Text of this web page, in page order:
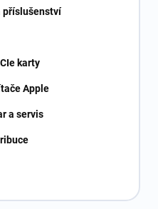
příslušenství
karty
Apple
a servis